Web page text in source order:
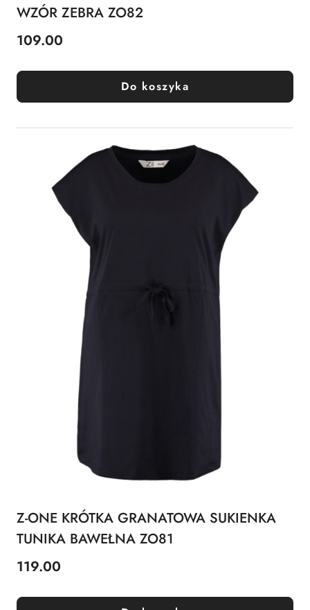
WZÓR ZEBRA ZO82
Cena:
109.00
Do koszyka
Z-ONE KRÓTKA GRANATOWA SUKIENKA
TUNIKA BAWEŁNA ZO81
Cena:
119.00